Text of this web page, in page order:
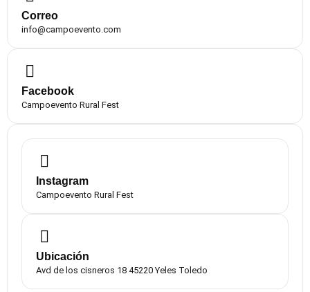
Correo
info@campoevento.com
Facebook
Campoevento Rural Fest
Instagram
Campoevento Rural Fest
Ubicación
Avd de los cisneros 18 45220 Yeles Toledo